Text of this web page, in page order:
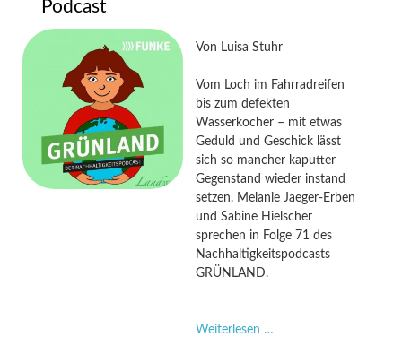
hr
Podcast
Podcast
Von Luisa Stuhr
Vom Loch im Fahrradreifen
bis zum defekten
Wasserkocher – mit etwas
Geduld und Geschick lässt
sich so mancher kaputter
Gegenstand wieder instand
setzen. Melanie Jaeger-Erben
und Sabine Hielscher
sprechen in Folge 71 des
Nachhaltigkeitspodcasts
GRÜNLAND.
Weiterlesen …